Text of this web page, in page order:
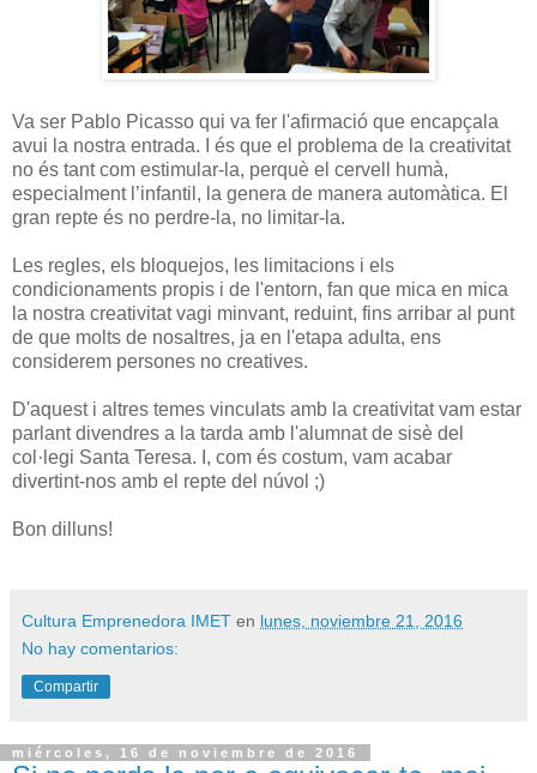
Va ser Pablo Picasso qui va fer l'afirmació que encapçala
avui la nostra entrada. I és que el problema de la creativitat
no és tant com estimular-la, perquè el cervell humà,
especialment l’infantil, la genera de manera automàtica. El
gran repte és no perdre-la, no limitar-la.
Les regles, els bloquejos, les limitacions i els
condicionaments propis i de l'entorn, fan que mica en mica
la nostra creativitat vagi minvant, reduint, fins arribar al punt
de que molts de nosaltres, ja en l'etapa adulta, ens
considerem persones no creatives.
D'aquest i altres temes vinculats amb la creativitat vam estar
parlant divendres a la tarda amb l'alumnat de sisè del
col·legi Santa Teresa. I, com és costum, vam acabar
divertint-nos amb el repte del núvol ;)
Bon dilluns!
Cultura Emprenedora IMET en lunes, noviembre 21, 2016
No hay comentarios:
Compartir
miércoles, 16 de noviembre de 2016